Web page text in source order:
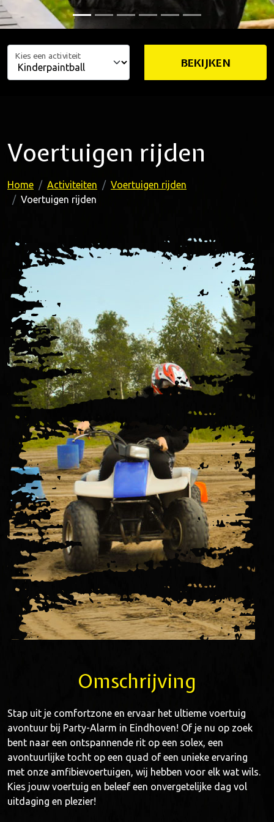
Kies een activiteit BEKIJKEN
Voertuigen rijden
Home Activiteiten
Voertuigen rijden
Voertuigen rijden
Omschrijving
Stap uit je comfortzone en ervaar het ultieme voertuig
avontuur bij Party-Alarm in Eindhoven! Of je nu op zoek
bent naar een ontspannende rit op een solex, een
avontuurlijke tocht op een quad of een unieke ervaring
met onze amfibievoertuigen, wij hebben voor elk wat wils.
Kies jouw voertuig en beleef een onvergetelijke dag vol
uitdaging en plezier!